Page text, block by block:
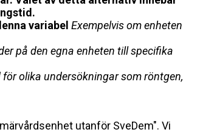
variabel Exempelvis om enheten
på den egna enheten till specifika
olika undersökningar som röntgen,
utanför SveDem". Vi